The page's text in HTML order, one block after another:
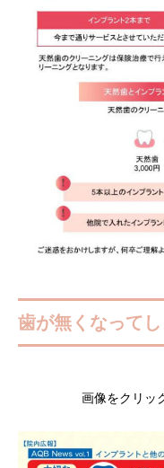
歯が無くなって
画像をクリッ